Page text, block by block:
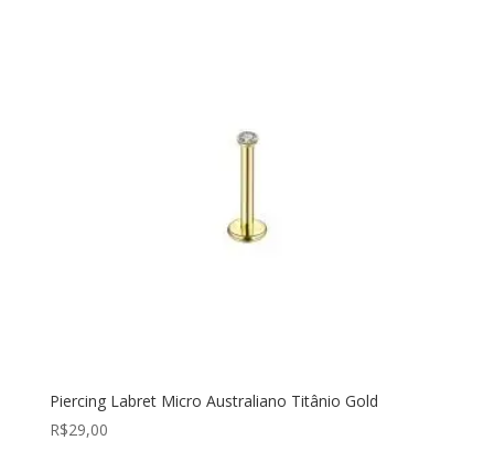
Piercing Labret Micro Australiano Titânio Gold
R$29,00